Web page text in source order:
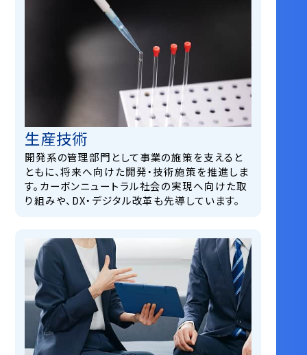
生産技術
開発系の管理部門として事業の施策を支えると
ともに、将来へ向けた開発・技術施策を推進しま
す。カーボンニュートラル社会の実現へ向けた取
り組みや、DX・デジタル改革も先導しています。